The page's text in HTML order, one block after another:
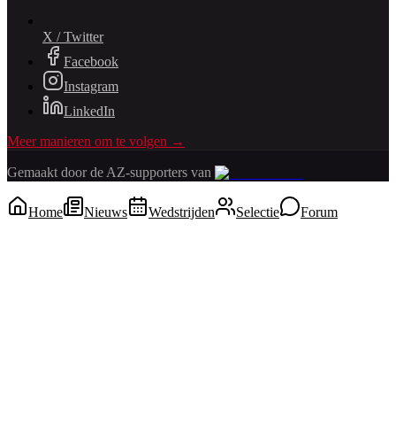
X / Twitter
Facebook
Instagram
LinkedIn
Meer manieren om te volgen →
Gemaakt door de AZ-supporters van
Home Nieuws Wedstrijden Selectie Forum